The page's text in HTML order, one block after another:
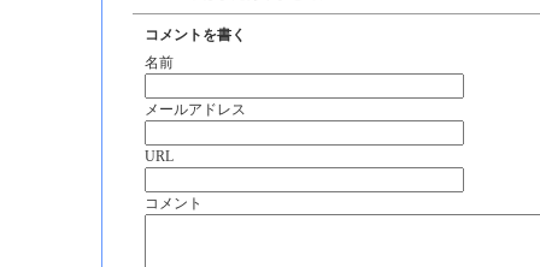
コメントを書く
名前
メールアドレス
URL
コメント